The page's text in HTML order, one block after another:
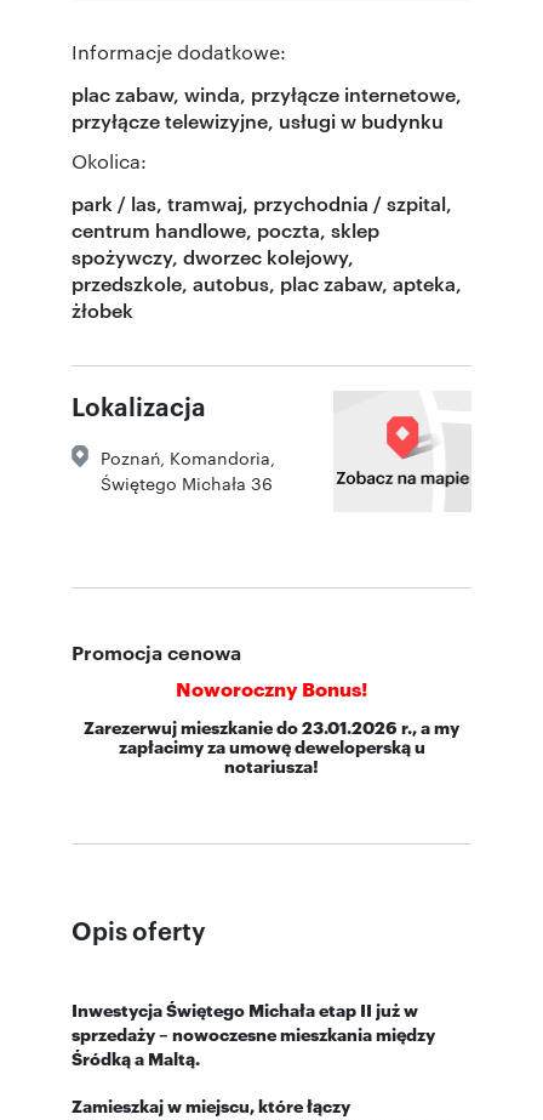
Informacje dodatkowe:
plac zabaw, winda, przyłącze internetowe,
przyłącze telewizyjne, usługi w budynku
Okolica:
park / las, tramwaj, przychodnia / szpital,
centrum handlowe, poczta, sklep
spożywczy, dworzec kolejowy,
przedszkole, autobus, plac zabaw, apteka,
żłobek
Lokalizacja
Poznań, Komandoria,
Świętego Michała 36
Promocja cenowa
Noworoczny Bonus!
Zarezerwuj mieszkanie do 23.01.2026 r., a my
zapłacimy za umowę deweloperską u
notariusza!
Opis oferty
Inwestycja Świętego Michała etap II już w
sprzedaży – nowoczesne mieszkania między
Śródką a Maltą.
Zamieszkaj w miejscu, które łączy